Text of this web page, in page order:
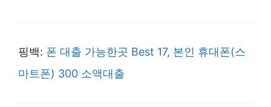
핑백: 폰 대출 가능한곳 Best 17, 본인 휴대폰(스
마트폰) 300 소액대출